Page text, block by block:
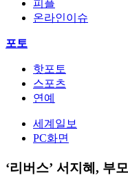
피플
온라인이슈
포토
핫포토
스포츠
연예
세계일보
PC화면
‘리버스’ 서지혜, 부